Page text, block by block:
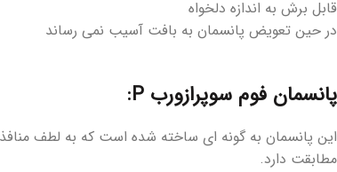
قابل برش به اندازه دلخواه
در حین تعویض پانسمان به بافت آسیب نمی رساند
پانسمان فوم سوپرازورب P:
این پانسمان به گونه ای ساخته شده است که به لطف
مطابقت دارد.